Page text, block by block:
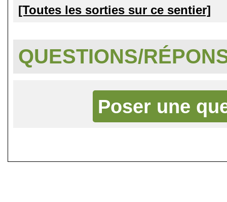
[Toutes les sorties sur ce sentier]
QUESTIONS/
Poser une